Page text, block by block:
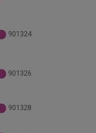
901324
901326
901328